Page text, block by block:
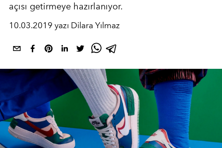
açısı getirmeye hazırlanıyor.
10.03.2019 yazı Dilara Yılmaz